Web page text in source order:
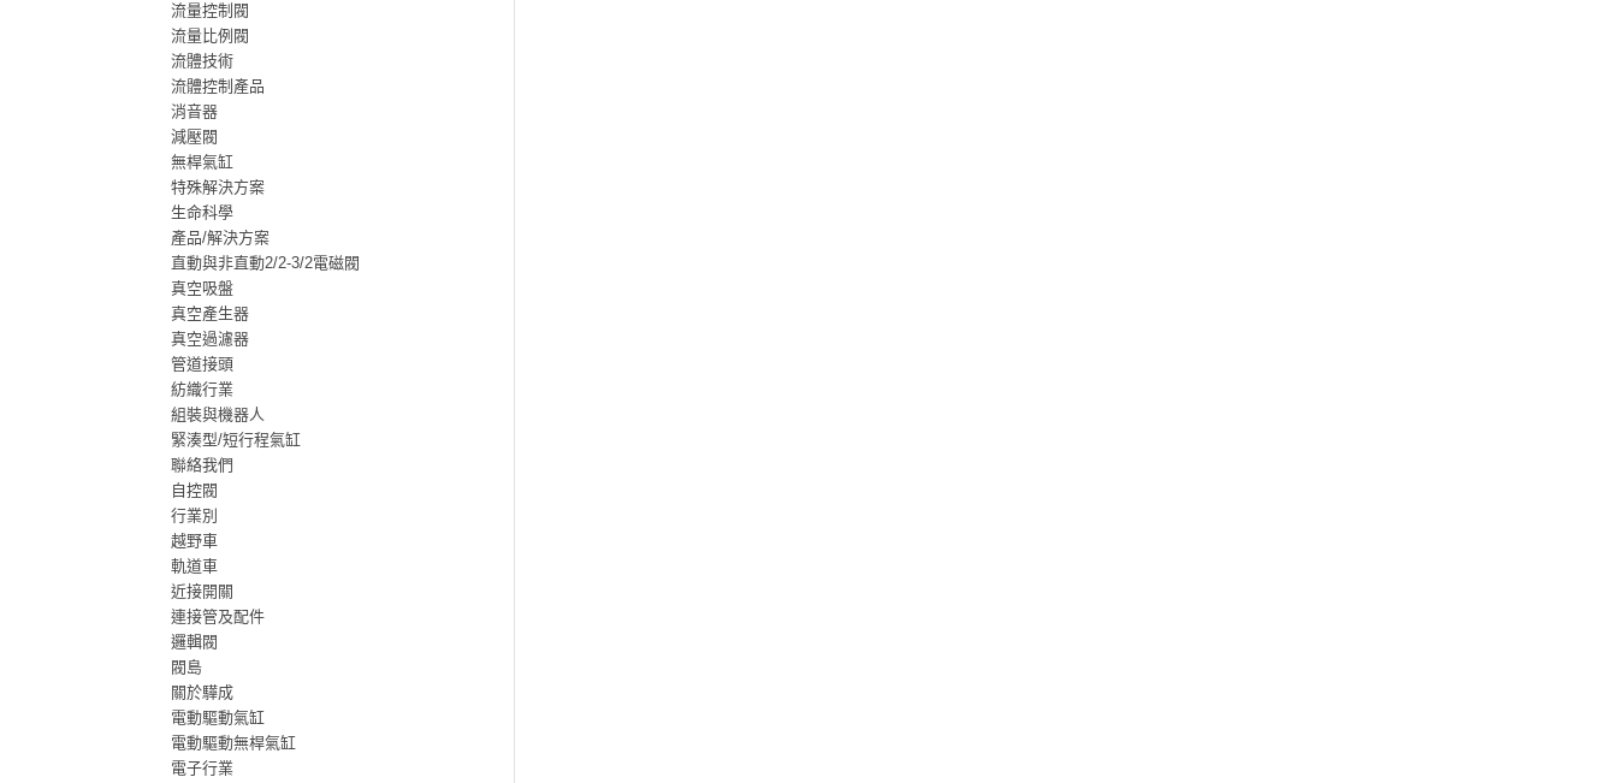
流量控制閥
流量比例閥
流體技術
流體控制產品
消音器
減壓閥
無桿氣缸
特殊解決方案
生命科學
產品/解決方案
直動與非直動2/2-3/2電磁閥
真空吸盤
真空產生器
真空過濾器
管道接頭
紡織行業
組裝與機器人
緊湊型/短行程氣缸
聯絡我們
自控閥
行業別
越野車
軌道車
近接開關
連接管及配件
邏輯閥
閥島
關於驊成
電動驅動氣缸
電動驅動無桿氣缸
電子行業